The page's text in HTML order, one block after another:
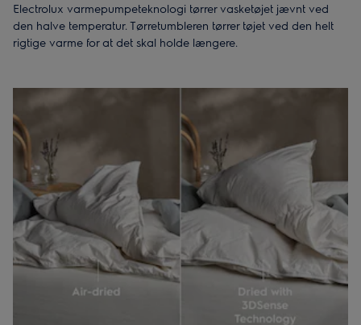
Electrolux varmepumpeteknologi tørrer vasketøjet jævnt ved
den halve temperatur. Tørretumbleren tørrer tøjet ved den helt
rigtige varme for at det skal holde længere.